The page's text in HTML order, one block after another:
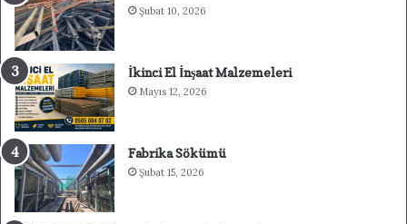
Şubat 10, 2026
İkinci El İnşaat Malzemeleri
Mayıs 12, 2026
Fabrika Sökümü
Şubat 15, 2026